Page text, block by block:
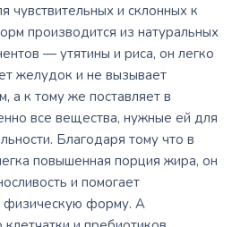
чувствительных и склонных к
производится из натуральных
— утятины и риса, он легко
желудок и не вызывает
а к тому же поставляет в
все вещества, нужные ей для
Благодаря тому что в
повышенная порция жира, он
и помогает
форму. А